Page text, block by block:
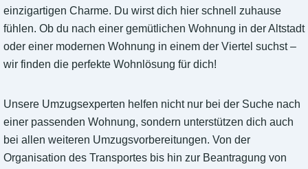
einzigartigen Charme. Du wirst dich hier schnell zuhause
fühlen. Ob du nach einer gemütlichen Wohnung in der Altstadt
oder einer modernen Wohnung in einem der Viertel suchst –
wir finden die perfekte Wohnlösung für dich!
Unsere Umzugsexperten helfen nicht nur bei der Suche nach
einer passenden Wohnung, sondern unterstützen dich auch
bei allen weiteren Umzugsvorbereitungen. Von der
Organisation des Transportes bis hin zur Beantragung von